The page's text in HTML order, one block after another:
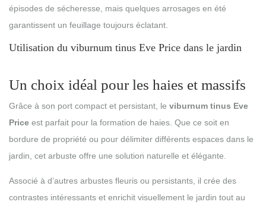
épisodes de sécheresse, mais quelques arrosages en été
garantissent un feuillage toujours éclatant.
Utilisation du viburnum tinus Eve Price dans le jardin
Un choix idéal pour les haies et massifs
Grâce à son port compact et persistant, le viburnum tinus Eve
Price est parfait pour la formation de haies. Que ce soit en
bordure de propriété ou pour délimiter différents espaces dans le
jardin, cet arbuste offre une solution naturelle et élégante.
Associé à d’autres arbustes fleuris ou persistants, il crée des
contrastes intéressants et enrichit visuellement le jardin tout au